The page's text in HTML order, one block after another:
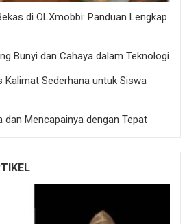
di OLXmobbi: Panduan Lengkap
Bunyi dan Cahaya dalam Teknologi
Kalimat Sederhana untuk Siswa
Mencapainya dengan Tepat